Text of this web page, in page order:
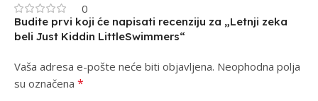
0
Budite prvi koji će napisati recenziju za „Letnji zeka
beli Just Kiddin LittleSwimmers“
Vaša adresa e-pošte neće biti objavljena. Neophodna polja
su označena *
Alternative: